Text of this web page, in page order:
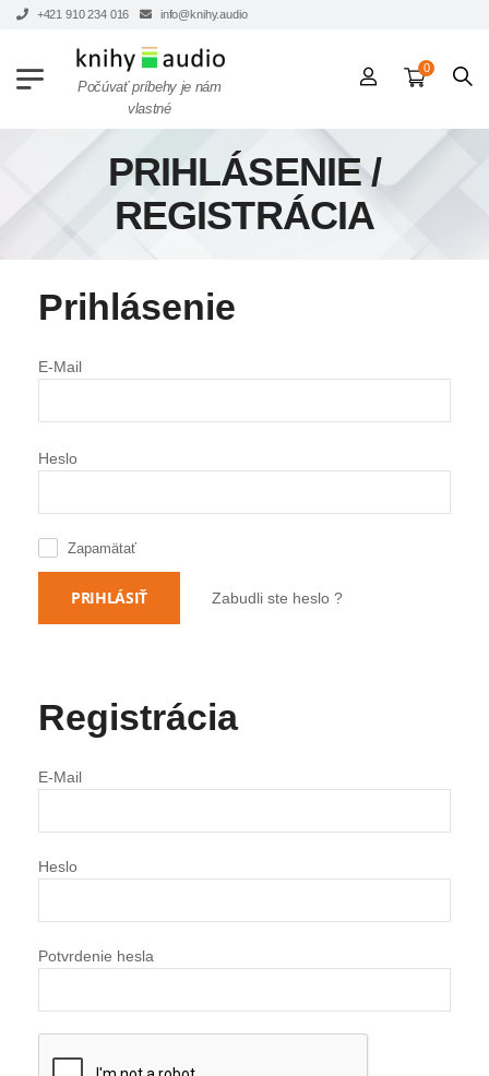
+421 910 234 016 info@knihy.audio
Počúvať príbehy je nám
vlastné
0
PRIHLÁSENIE /
REGISTRÁCIA
Prihlásenie
E-Mail
Heslo
Zapamätať
PRIHLÁSIŤ Zabudli ste heslo ?
Registrácia
E-Mail
Heslo
Potvrdenie hesla